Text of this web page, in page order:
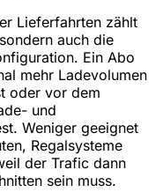
Lieferfahrten zählt
auch die
Ein Abo
mehr Ladevolumen
oder vor dem
und
Weniger geeignet
Regalsysteme
der Trafic dann
sein muss.